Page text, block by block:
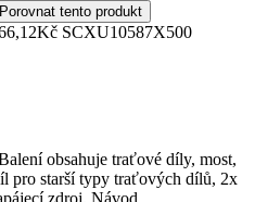
Porovnat tento produkt
SCXU10587X500
obsahuje traťové díly, most,
pro starší typy traťových dílů, 2x